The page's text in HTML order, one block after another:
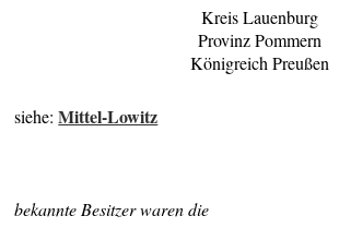
Kreis Lauenburg
Provinz Pommern
Königreich Preußen
siehe:Mittel-Lowitz
bekannte Besitzer waren die